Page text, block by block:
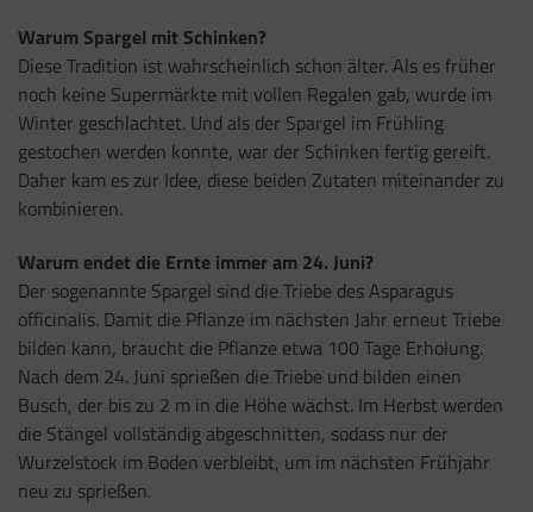
Warum Spargel mit Schinken?
Diese Tradition ist wahrscheinlich schon älter. Als es früher
noch keine Supermärkte mit vollen Regalen gab, wurde im
Winter geschlachtet. Und als der Spargel im Frühling
gestochen werden konnte, war der Schinken fertig gereift.
Daher kam es zur Idee, diese beiden Zutaten miteinander zu
kombinieren.
Warum endet die Ernte immer am 24. Juni?
Der sogenannte Spargel sind die Triebe des Asparagus
officinalis. Damit die Pflanze im nächsten Jahr erneut Triebe
bilden kann, braucht die Pflanze etwa 100 Tage Erholung.
Nach dem 24. Juni sprießen die Triebe und bilden einen
Busch, der bis zu 2 m in die Höhe wächst. Im Herbst werden
die Stängel vollständig abgeschnitten, sodass nur der
Wurzelstock im Boden verbleibt, um im nächsten Frühjahr
neu zu sprießen.